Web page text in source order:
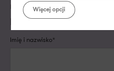
roboczym, aby
potrzebach i dopasować
Imię i nazwisko*
Więcej opcji